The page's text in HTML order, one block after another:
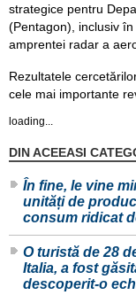
strategice pentru
(Pentagon), inclusiv
amprentei radar a
Rezultatele
cele mai importante
loading...
DIN ACEEASI
În fine, le vine
unități de
consum ridicat
O turistă de 28
Italia, a fost
descoperit-o